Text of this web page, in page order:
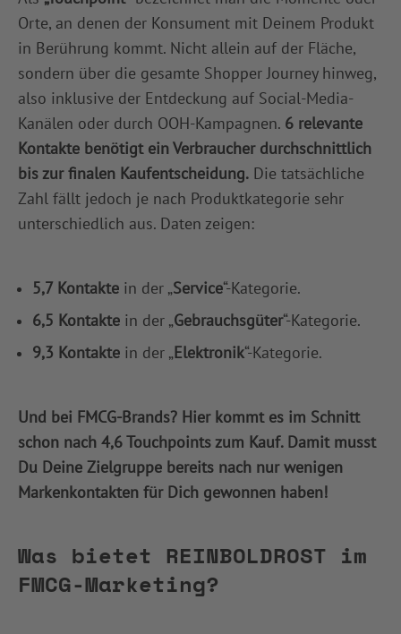
Orte, an denen der Konsument mit Deinem Produkt
in Berührung kommt. Nicht allein auf der Fläche,
sondern über die gesamte Shopper Journey hinweg,
also inklusive der Entdeckung auf Social-Media-
Kanälen oder durch OOH-Kampagnen. 6 relevante
Kontakte benötigt ein Verbraucher durchschnittlich
bis zur finalen Kaufentscheidung. Die tatsächliche
Zahl fällt jedoch je nach Produktkategorie sehr
unterschiedlich aus. Daten zeigen:
5,7 Kontakte in der „Service“-Kategorie.
6,5 Kontakte in der „Gebrauchsgüter“-Kategorie.
9,3 Kontakte in der „Elektronik“-Kategorie.
Und bei FMCG-Brands? Hier kommt es im Schnitt
schon nach 4,6 Touchpoints zum Kauf. Damit musst
Du Deine Zielgruppe bereits nach nur wenigen
Markenkontakten für Dich gewonnen haben!
Was bietet REINBOLDROST im
FMCG-Marketing?